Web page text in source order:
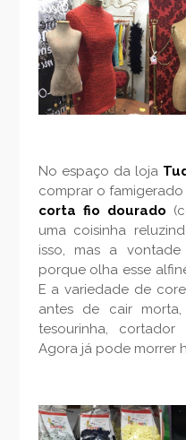
No espaço da loja
comprar o famigerado
corta fio dourado
uma coisinha
isso, mas a
porque olha esse
E a variedade de
antes de cair
tesourinha,
Agora já pode morrer